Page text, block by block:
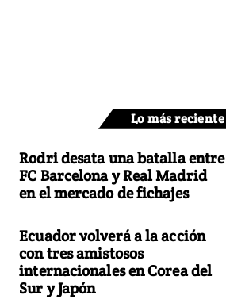
Lo más reciente
Rodri desata una batalla entre
FC Barcelona y Real Madrid
en el mercado de fichajes
Ecuador volverá a la acción
con tres amistosos
internacionales en Corea del
Sur y Japón